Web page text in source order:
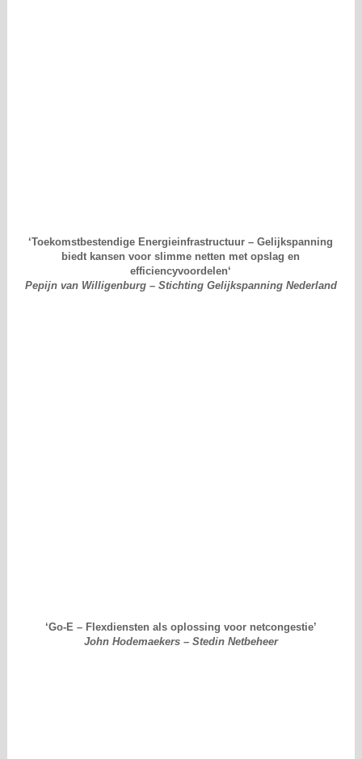
‘Toekomstbestendige Energieinfrastructuur – Gelijkspanning
biedt kansen voor slimme netten met opslag en
efficiencyvoordelen‘
Pepijn van Willigenburg – Stichting Gelijkspanning Nederland
‘Go-E – Flexdiensten als oplossing voor netcongestie’
John Hodemaekers – Stedin Netbeheer